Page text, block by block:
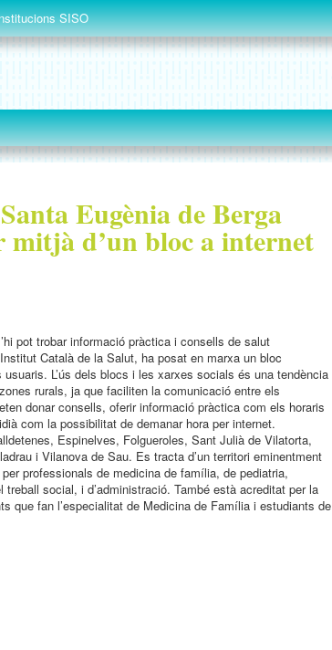
SISO
Eugènia de Berga
mitjà d’un bloc a internet
pot trobar informació pràctica i consells de salut
Català de la Salut, ha posat en marxa un bloc
L’ús dels blocs i les xarxes socials és una tendència
rurals, ja que faciliten la comunicació entre els
donar consells, oferir informació pràctica com els horaris
com la possibilitat de demanar hora per internet.
Espinelves, Folgueroles, Sant Julià de Vilatorta,
i Vilanova de Sau. Es tracta d’un territori eminentment
professionals de medicina de família, de pediatria,
treball social, i d’administració. També està acreditat per la
que fan l’especialitat de Medicina de Família i estudiants de